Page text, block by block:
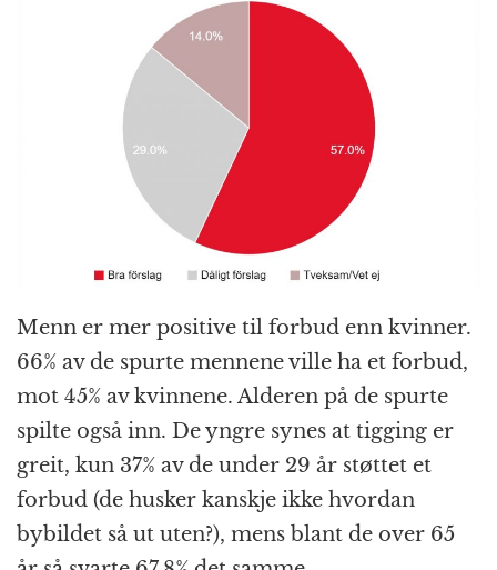
Menn er mer positive til forbud enn kvinner.
66% av de spurte mennene ville ha et forbud,
mot 45% av kvinnene. Alderen på de spurte
spilte også inn. De yngre synes at tigging er
greit, kun 37% av de under 29 år støttet et
forbud (de husker kanskje ikke hvordan
bybildet så ut uten?), mens blant de over 65